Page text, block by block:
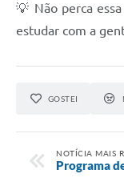
💡 Não perca
estudar com a
GOSTEI
NOTÍCIA MAIS
Programa